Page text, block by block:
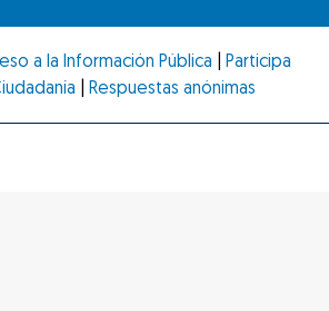
a la Información Pública
Participa
Respuestas anónimas